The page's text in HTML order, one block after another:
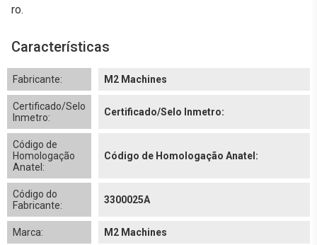
ro.
Características
Fabricante: M2 Machines
Certificado/Selo
Inmetro:
Certificado/Selo Inmetro:
Código de
Homologação
Anatel:
Código de Homologação Anatel:
Código do
Fabricante:
3300025A
Marca: M2 Machines